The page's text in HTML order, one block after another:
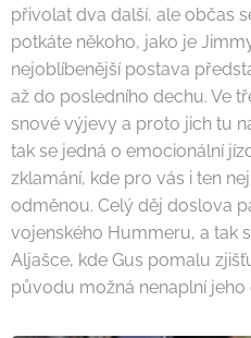
přivolat dva další, ale občas
potkáte někoho, jako je
nejoblíbenější postava
až do posledního dechu. Ve
snové výjevy a proto jich tu
tak se jedná o emocionální
zklamání, kde pro vás i ten
odměnou. Celý děj doslova
vojenského Hummeru, a tak
Aljašce, kde Gus pomalu
původu možná nenaplní jeho